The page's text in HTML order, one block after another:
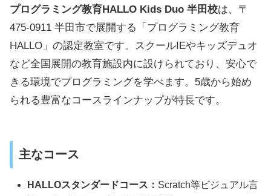
プログラミング教育HALLO Kids Duo 半田校は、〒
475-0911 半田市で展開する「プログラミング教育
HALLO」の認定教室です。スクールIEやキッズデュオ
など全国展開の教育施設内に設けられており、安心で
きる環境でプログラミングを学べます。5歳から始め
られる豊富なコースラインナップが特長です。
主なコース
HALLOスタンダードコース： Scratch等ビジュアル言